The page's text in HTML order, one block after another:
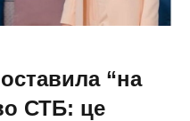
“на
СТБ: це